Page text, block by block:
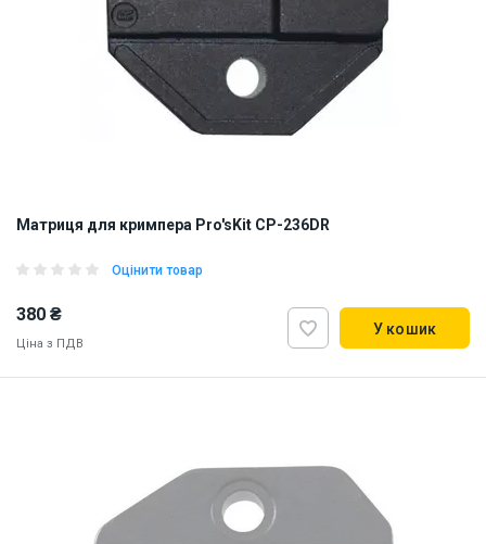
Матриця для кримпера Pro'sKit CP-236DR
Оцінити товар
380 ₴
Ціна з ПДВ
У кошик